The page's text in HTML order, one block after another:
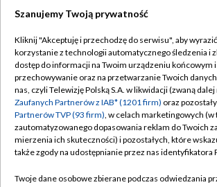
TVP
Abonament TVP
Emisja w TVP
Centrum informacji TVP
Naziemna Telewizja Cyfrowa
Regulamin TVP
Polityka prywatności
Moje zgody
Pomoc
Szanujemy Twoją prywatność
Kliknij "Akceptuję i przechodzę do serwisu", aby
korzystanie z technologii automatycznego śledzenia i
dostęp do informacji na Twoim urządzeniu końcowym i
przechowywanie oraz na przetwarzanie Twoich
nas, czyli Telewizję Polską S.A. w likwidacji (zwaną dalej
Zaufanych Partnerów z IAB* (1201 firm) oraz
Partnerów TVP (93 firm), w celach marketingowych (w
zautomatyzowanego dopasowania reklam do Twoich
mierzenia ich skuteczności) i pozostałych, które
także zgody na udostępnianie przez nas identyfikatora
Twoje dane osobowe zbierane podczas odwiedzania